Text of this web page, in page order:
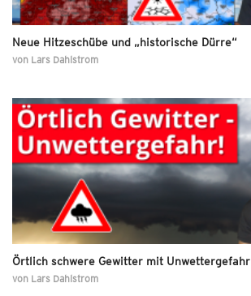
Neue Hitzeschübe und „historische Dürre“
von Lars Dahlstrom
Örtlich schwere Gewitter mit Unwettergefahr
von Lars Dahlstrom